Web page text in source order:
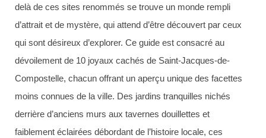
delà de ces sites renommés se trouve un monde rempli
d’attrait et de mystère, qui attend d’être découvert par ceux
qui sont désireux d’explorer. Ce guide est consacré au
dévoilement de 10 joyaux cachés de Saint-Jacques-de-
Compostelle, chacun offrant un aperçu unique des facettes
moins connues de la ville. Des jardins tranquilles nichés
derrière d’anciens murs aux tavernes douillettes et
faiblement éclairées débordant de l’histoire locale, ces